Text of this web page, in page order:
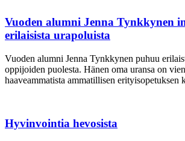
Vuoden alumni Jenna Tynkkynen
erilaisista urapoluista
Vuoden alumni Jenna Tynkkynen puhuu
oppijoiden puolesta. Hänen oma uransa on
haaveammatista ammatillisen erityisopetuksen
Hyvinvointia hevosista